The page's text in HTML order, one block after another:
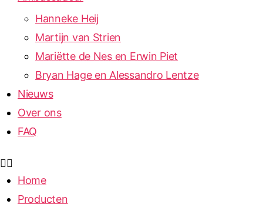
Hanneke Heij
Martijn van Strien
Mariëtte de Nes en Erwin Piet
Bryan Hage en Alessandro Lentze
Nieuws
Over ons
FAQ
Home
Producten